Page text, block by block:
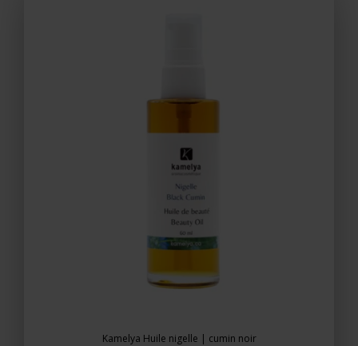
Kamelya Huile nigelle | cumin noir